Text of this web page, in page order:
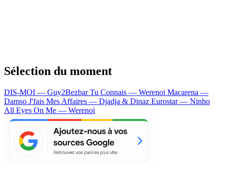
Sélection du moment
DIS-MOI — Guy2BezbarTu Connais — Werenoi Macarena —
Damso J'fais Mes Affaires — Djadja & Dinaz Eurostar — Ninho
All Eyes On Me — Werenoi